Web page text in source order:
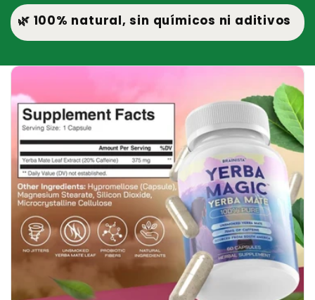
🌿 100% natural, sin químicos ni aditivos